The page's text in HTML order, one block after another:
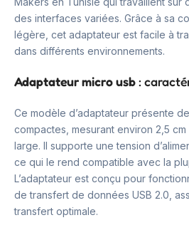
des interfaces variées. Grâce à sa
légère, cet adaptateur est facile à
dans différents environnements.
Adaptateur micro usb:
Ce modèle d’adaptateur présente
compactes, mesurant environ 2,5
large. Il supporte une tension
ce qui le rend compatible avec la
L’adaptateur est conçu pour
de transfert de données USB 2.0,
transfert optimale.